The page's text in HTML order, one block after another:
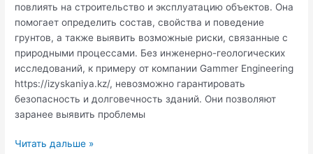
повлиять на строительство и эксплуатацию объектов. Она
помогает определить состав, свойства и поведение
грунтов, а также выявить возможные риски, связанные с
природными процессами. Без инженерно-геологических
исследований, к примеру от компании Gammer Engineering
https://izyskaniya.kz/, невозможно гарантировать
безопасность и долговечность зданий. Они позволяют
заранее выявить проблемы
Инженерная
Читать дальше »